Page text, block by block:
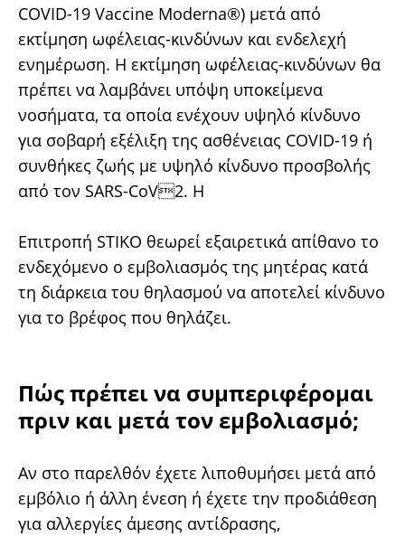
COVID-19 Vaccine Moderna®) μετά από
εκτίμηση ωφέλειας-κινδύνων και ενδελεχή
ενημέρωση. Η εκτίμηση ωφέλειας-κινδύνων θα
πρέπει να λαμβάνει υπόψη υποκείμενα
νοσήματα, τα οποία ενέχουν υψηλό κίνδυνο
για σοβαρή εξέλιξη της ασθένειας COVID-19 ή
συνθήκες ζωής με υψηλό κίνδυνο προσβολής
από τον SARS-CoV2. Η
Επιτροπή STIKO θεωρεί εξαιρετικά απίθανο το
ενδεχόμενο ο εμβολιασμός της μητέρας κατά
τη διάρκεια του θηλασμού να αποτελεί κίνδυνο
για το βρέφος που θηλάζει.
Πώς πρέπει να συμπεριφέρομαι
πριν και μετά τον εμβολιασμό;
Αν στο παρελθόν έχετε λιποθυμήσει μετά από
εμβόλιο ή άλλη ένεση ή έχετε την προδιάθεση
για αλλεργίες άμεσης αντίδρασης,